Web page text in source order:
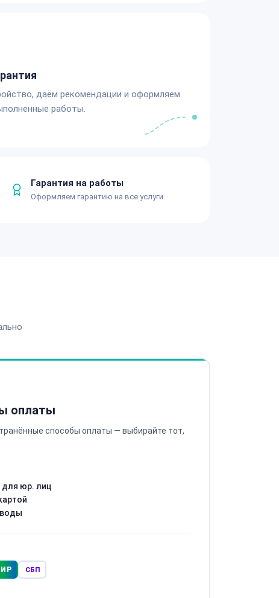
даём рекомендации и оформляем
работы.
Гарантия на работы
Оформляем гарантию на все услуги.
оплаты
способы оплаты — выбирайте тот,
для юр. лиц
СБП